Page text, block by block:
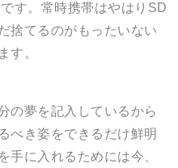
す。常時携帯はやはりSD
捨てるのがもったいない
す。
の夢を記入しているから
べき姿をできるだけ鮮明
手に入れるためには今、